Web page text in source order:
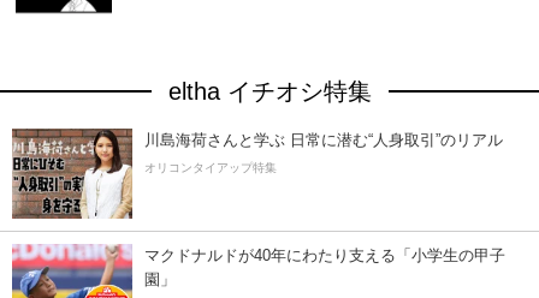
eltha イチオシ特集
川島海荷さんと学ぶ 日常に潜む“人身取引”のリアル
オリコンタイアップ特集
マクドナルドが40年にわたり支える「小学生の甲子
園」